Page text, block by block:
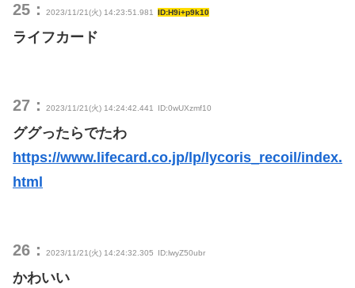
25： 2023/11/21(火) 14:23:51.981 ID:H9i+p9k10
ライフカード
27： 2023/11/21(火) 14:24:42.441 ID:0wUXzmf10
ググったらでたわ
https://www.lifecard.co.jp/lp/lycoris_recoil/index.
html
26： 2023/11/21(火) 14:24:32.305 ID:lwyZ50ubr
かわいい